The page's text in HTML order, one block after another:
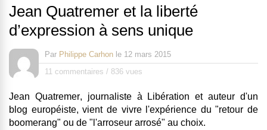
Jean Quatremer et la liberté
d’expression à sens unique
Par Philippe Carhon le 12 mars 2015
11 commentaires / 836 vues
Jean Quatremer, journaliste à Libération et auteur d'un
blog européiste, vient de vivre l'expérience du "retour de
boomerang" ou de "l'arroseur arrosé" au choix.